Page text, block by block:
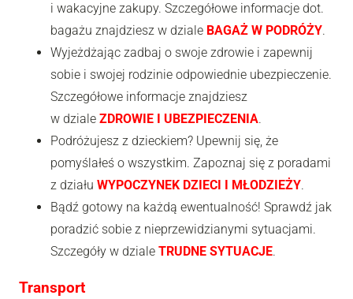
i wakacyjne zakupy. Szczegółowe informacje dot.
bagażu znajdziesz w dziale BAGAŻ W PODRÓŻY.
Wyjeżdżając zadbaj o swoje zdrowie i zapewnij
sobie i swojej rodzinie odpowiednie ubezpieczenie.
Szczegółowe informacje znajdziesz
w dziale ZDROWIE I UBEZPIECZENIA.
Podróżujesz z dzieckiem? Upewnij się, że
pomyślałeś o wszystkim. Zapoznaj się z poradami
z działu WYPOCZYNEK DZIECI I MŁODZIEŻY.
Bądź gotowy na każdą ewentualność! Sprawdź jak
poradzić sobie z nieprzewidzianymi sytuacjami.
Szczegóły w dziale TRUDNE SYTUACJE.
Transport